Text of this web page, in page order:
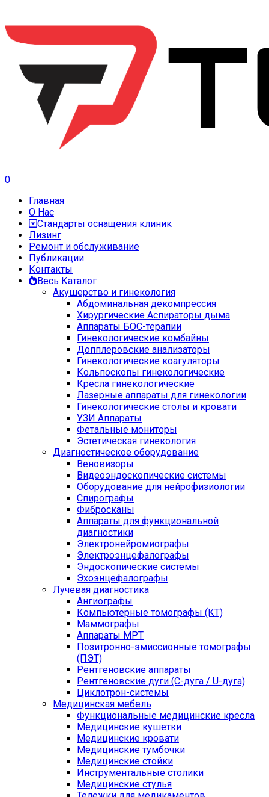
0
Главная
О Нас
Стандарты оснащения клиник
Лизинг
Ремонт и обслуживание
Публикации
Контакты
Весь Каталог
Акушерство и гинекология
Абдоминальная декомпрессия
Хирургические Аспираторы дыма
Аппараты БОС-терапии
Гинекологические комбайны
Допплеровские анализаторы
Гинекологические коагуляторы
Кольпоскопы гинекологические
Кресла гинекологические
Лазерные аппараты для гинекологии
Гинекологические столы и кровати
УЗИ Аппараты
Фетальные мониторы
Эстетическая гинекология
Диагностическое оборудование
Веновизоры
Видеоэндоскопические системы
Оборудование для нейрофизиологии
Спирографы
Фибросканы
Аппараты для функциональной
диагностики
Электронейромиографы
Электроэнцефалографы
Эндоскопические системы
Эхоэнцефалографы
Лучевая диагностика
Ангиографы
Компьютерные томографы (КТ)
Маммографы
Аппараты МРТ
Позитронно-эмиссионные томографы
(ПЭТ)
Рентгеновские аппараты
Рентгеновские дуги (С-дуга / U-дуга)
Циклотрон-системы
Медицинская мебель
Функциональные медицинские кресла
Медицинские кушетки
Медицинские кровати
Медицинские тумбочки
Медицинские стойки
Инструментальные столики
Медицинские стулья